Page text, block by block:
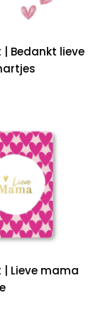
Bedankt lieve
Lieve mama